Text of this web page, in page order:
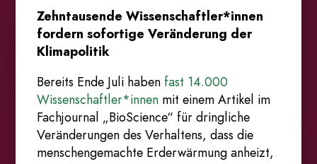
Zehntausende Wissenschaftler*innen
fordern sofortige Veränderung der
Klimapolitik
Bereits Ende Juli haben fast 14.000
Wissenschaftler*innen mit einem Artikel im
Fachjournal „BioScience“ für dringliche
Veränderungen des Verhaltens, dass die
menschengemachte Erderwärmung anheizt,